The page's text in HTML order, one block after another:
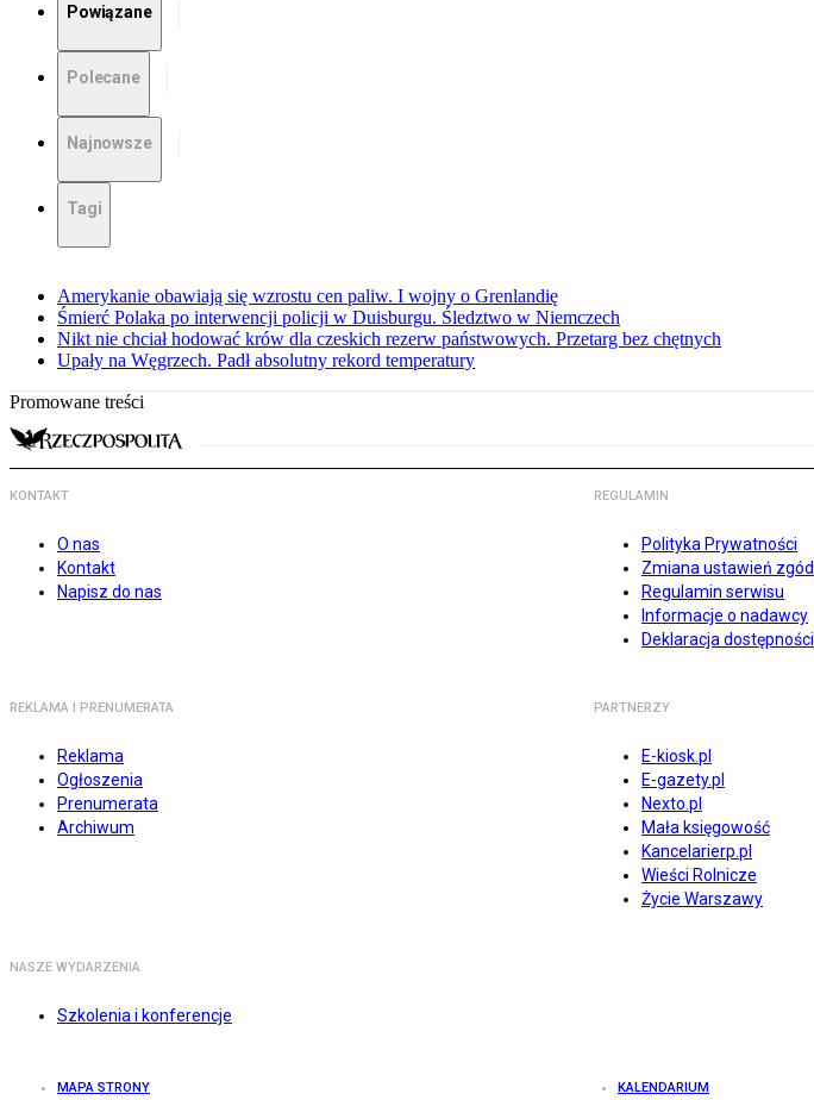
Powiązane
Polecane
Najnowsze
Tagi
Amerykanie obawiają się wzrostu cen paliw. I wojny o Grenlandię
Śmierć Polaka po interwencji policji w Duisburgu. Śledztwo w Niemczech
Nikt nie chciał hodować krów dla czeskich rezerw państwowych. Przetarg bez chętnych
Upały na Węgrzech. Padł absolutny rekord temperatury
Promowane treści
KONTAKT
O nas
Kontakt
Napisz do nas
REGULAMIN
Polityka Prywatności
Zmiana ustawień zgód
Regulamin serwisu
Informacje o nadawcy
Deklaracja dostępności
REKLAMA I PRENUMERATA
Reklama
Ogłoszenia
Prenumerata
Archiwum
PARTNERZY
E-kiosk.pl
E-gazety.pl
Nexto.pl
Mała księgowość
Kancelarierp.pl
Wieści Rolnicze
Życie Warszawy
NASZE WYDARZENIA
Szkolenia i konferencje
MAPA STRONY KALENDARIUM